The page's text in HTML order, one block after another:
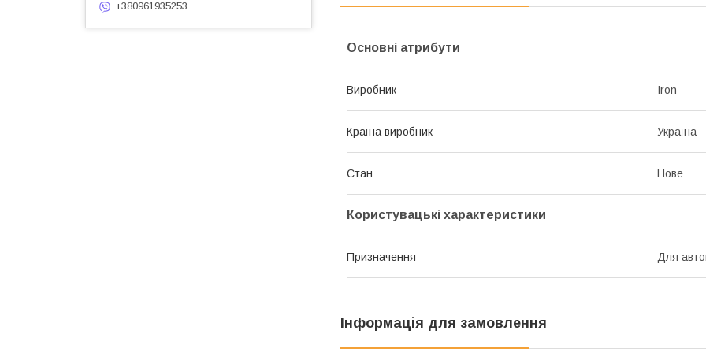
Основні атрибути
Виробник Iron
Країна виробник Україна
Стан Нове
Користувацькi характеристики
Призначення Для
Інформація для замовлення
+380961935253